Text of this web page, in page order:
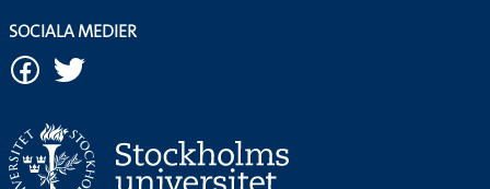
SOCIALA MEDIER